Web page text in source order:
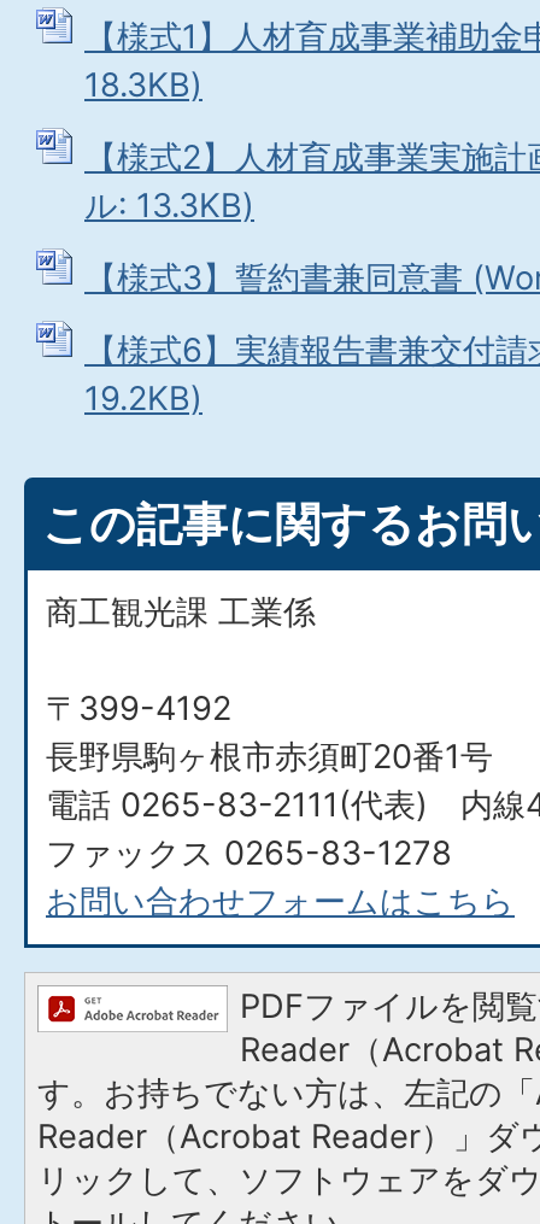
【様式1】人材育成事業補助
18.3KB)
【様式2】人材育成事業実施
ル: 13.3KB)
【様式3】誓約書兼同意書
【様式6】実績報告書兼交付
19.2KB)
この記事に関するお問
商工観光課 工業係
〒399-4192
長野県駒ヶ根市赤須町20番1号
電話 0265-83-2111(代表) 内線
ファックス 0265-83-1278
お問い合わせフォームはこちら
PDFファイルを閲
Reader（Acrobat
す。お持ちでない方は、左記の
Reader（Acrobat Reader）」ダ
リックして、ソフトウェアをダ